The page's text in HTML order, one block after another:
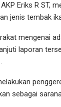
Eriks R ST,
jenis tembak
mengenai
laporan
sebagai